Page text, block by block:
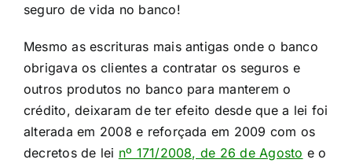
seguro de vida no banco!​
Mesmo as escrituras mais antigas onde o banco
obrigava os clientes a contratar os seguros e
outros produtos no banco para manterem o
crédito, deixaram de ter efeito desde que a lei foi
alterada em 2008 e reforçada em 2009 com os
decretos de lei nº 171/2008, de 26 de Agosto e o